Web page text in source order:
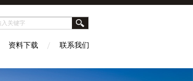
资料下载 联系我们